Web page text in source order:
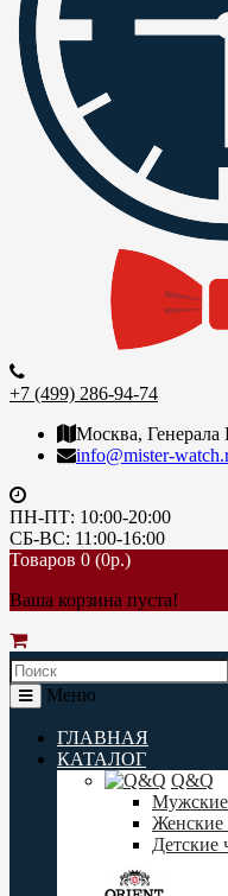
+7 (499) 286-94-74
Москва, Генерала
info@mister-
ПН-ПТ: 10:00-20:00
СБ-ВС: 11:00-16:00
Товаров 0 (0р.)
Ваша корзина пуста!
Меню
ГЛАВНАЯ
КАТАЛОГ
Q&Q
Женские
Детские